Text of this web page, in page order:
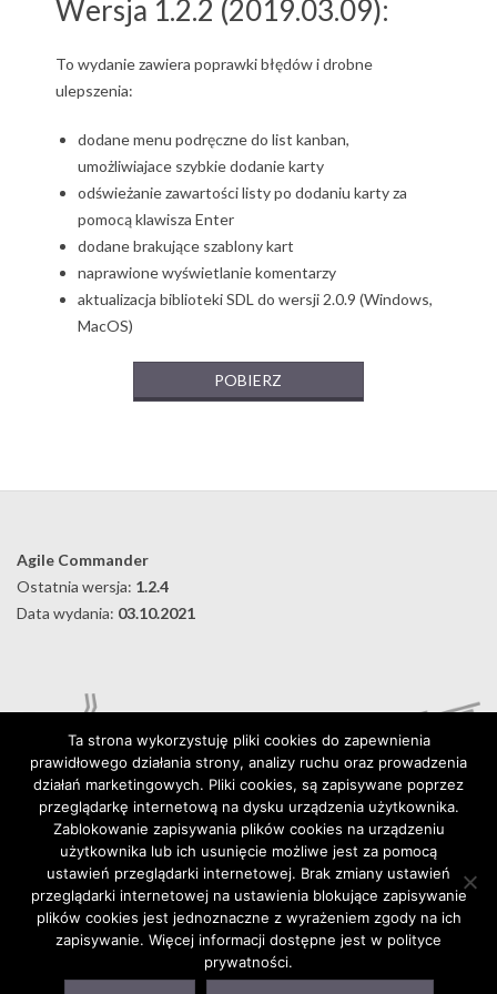
Wersja 1.2.2 (2019.03.09):
To wydanie zawiera poprawki błędów i drobne
ulepszenia:
dodane menu podręczne do list kanban,
umożliwiajace szybkie dodanie karty
odświeżanie zawartości listy po dodaniu karty za
pomocą klawisza Enter
dodane brakujące szablony kart
naprawione wyświetlanie komentarzy
aktualizacja biblioteki SDL do wersji 2.0.9 (Windows,
MacOS)
POBIERZ
03-
Agile Commander
Ostatnia wersja: 1.2.4
Data wydania: 03.10.2021
Digital Karabela – Andrzej Kilijański
76-015 Wyszebórz 32, Poland
https://digitalkarabela.com
Kontakt
Ta strona wykorzystuję pliki cookies do zapewnienia
prawidłowego działania strony, analizy ruchu oraz prowadzenia
działań marketingowych. Pliki cookies, są zapisywane poprzez
przeglądarkę internetową na dysku urządzenia użytkownika.
Zablokowanie zapisywania plików cookies na urządzeniu
użytkownika lub ich usunięcie możliwe jest za pomocą
ustawień przeglądarki internetowej. Brak zmiany ustawień
przeglądarki internetowej na ustawienia blokujące zapisywanie
plików cookies jest jednoznaczne z wyrażeniem zgody na ich
zapisywanie. Więcej informacji dostępne jest w polityce
prywatności.